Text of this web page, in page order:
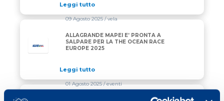
Leggi tutto
09 Agosto 2025/ vela
ALLAGRANDE MAPEI E’ PRONTA A
SALPARE PER LA THE OCEAN RACE
EUROPE 2025
Leggi tutto
01 Agosto 2025/ eventi